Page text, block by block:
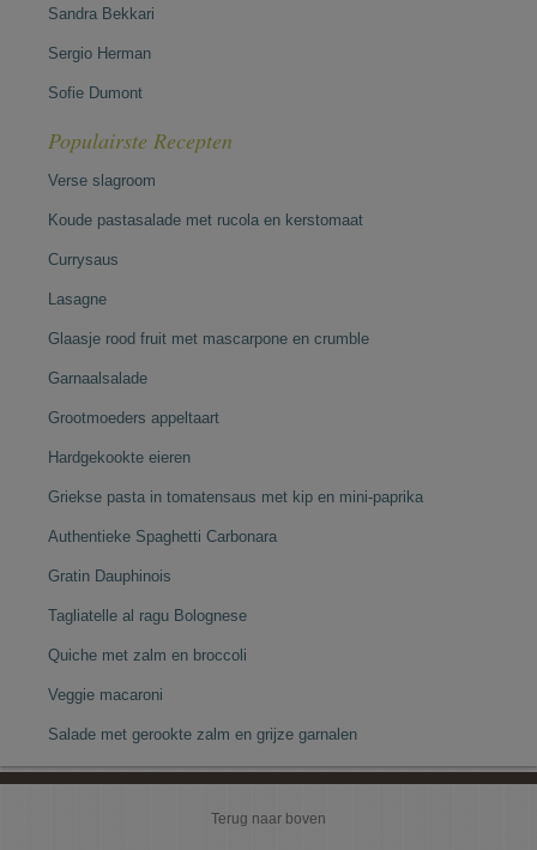
Sandra Bekkari
Sergio Herman
Sofie Dumont
Populairste Recepten
Verse slagroom
Koude pastasalade met rucola en kerstomaat
Currysaus
Lasagne
Glaasje rood fruit met mascarpone en crumble
Garnaalsalade
Grootmoeders appeltaart
Hardgekookte eieren
Griekse pasta in tomatensaus met kip en mini-paprika
Authentieke Spaghetti Carbonara
Gratin Dauphinois
Tagliatelle al ragu Bolognese
Quiche met zalm en broccoli
Veggie macaroni
Salade met gerookte zalm en grijze garnalen
Terug naar boven